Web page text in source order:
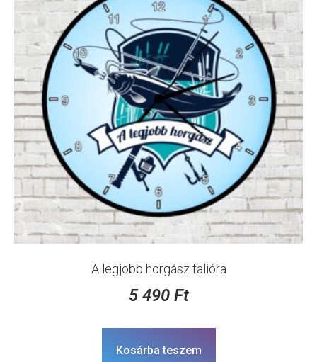
A legjobb horgász falióra
5 490 Ft
Kosárba teszem